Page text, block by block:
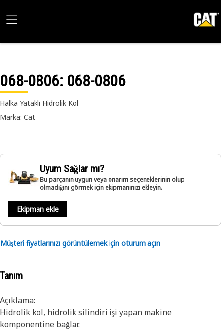
068-0806: 068-0806
Halka Yataklı Hidrolik Kol
Marka: Cat
Uyum Sağlar mı?
Bu parçanın uygun veya onarım seçeneklerinin olup
olmadığını görmek için ekipmanınızı ekleyin.
Ekipman ekle
Müşteri fiyatlarınızı görüntülemek için oturum açın
Tanım
Açıklama:
Hidrolik kol, hidrolik silindiri işi yapan makine
komponentine bağlar.